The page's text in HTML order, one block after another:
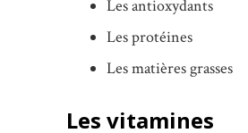
Les antioxydants
Les protéines
Les matières grasses
Les vitamines